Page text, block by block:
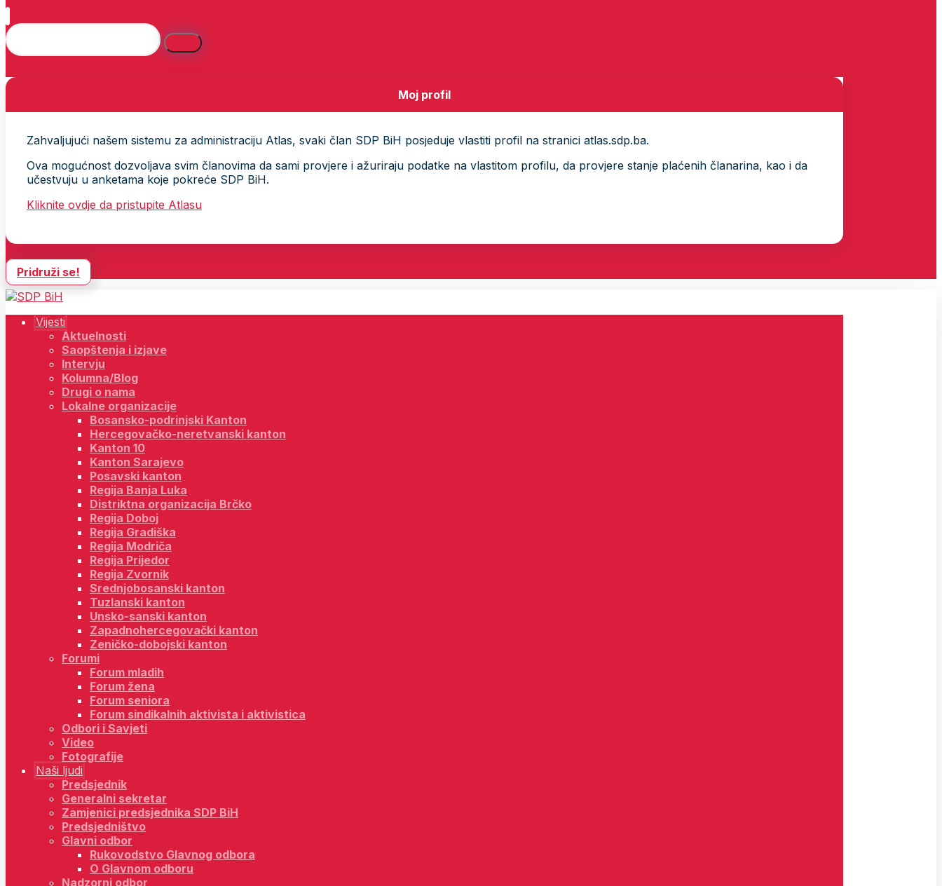
Moj profil
Zahvaljujući našem sistemu za administraciju Atlas, svaki član SDP BiH posjeduje vlastiti profil na stranici atlas.sdp.ba.
Ova mogućnost dozvoljava svim članovima da sami provjere i ažuriraju podatke na vlastitom profilu, da provjere stanje plaćenih članarina, kao i da
učestvuju u anketama koje pokreće SDP BiH.
Kliknite ovdje da pristupite Atlasu
Pridruži se!
Vijesti
Aktuelnosti
Saopštenja i izjave
Intervju
Kolumna/Blog
Drugi o nama
Lokalne organizacije
Bosansko-podrinjski Kanton
Hercegovačko-neretvanski kanton
Kanton 10
Kanton Sarajevo
Posavski kanton
Regija Banja Luka
Distriktna organizacija Brčko
Regija Doboj
Regija Gradiška
Regija Modriča
Regija Prijedor
Regija Zvornik
Srednjobosanski kanton
Tuzlanski kanton
Unsko-sanski kanton
Zapadnohercegovački kanton
Zeničko-dobojski kanton
Forumi
Forum mladih
Forum žena
Forum seniora
Forum sindikalnih aktivista i aktivistica
Odbori i Savjeti
Video
Fotografije
Naši ljudi
Predsjednik
Generalni sekretar
Zamjenici predsjednika SDP BiH
Predsjedništvo
Glavni odbor
Rukovodstvo Glavnog odbora
O Glavnom odboru
Nadzorni odbor